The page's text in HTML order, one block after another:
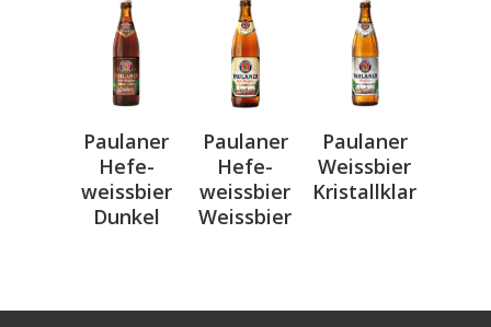
Paulaner
Hefe-
weissbier
Dunkel
Paulaner
Weissbier
Kristallklar
Paulaner
Hefe-
weissbier
Weissbier